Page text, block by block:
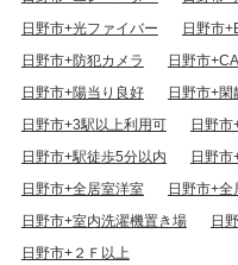
日野市+光ファイバー
日野市
日野市+防犯カメラ
日野市
日野市+陽当り良好
日野市+
日野市+3駅以上利用可
日野市
日野市+駅徒歩5分以内
日野市
日野市+全居室洋室
日野市+
日野市+室内洗濯機置き場
日
日野市+２Ｆ以上